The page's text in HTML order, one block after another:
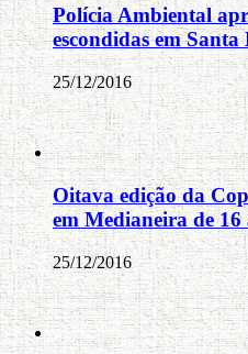
Polícia Ambiental
escondidas em Santa
25/12/2016
Oitava edição da
em Medianeira de 16
25/12/2016